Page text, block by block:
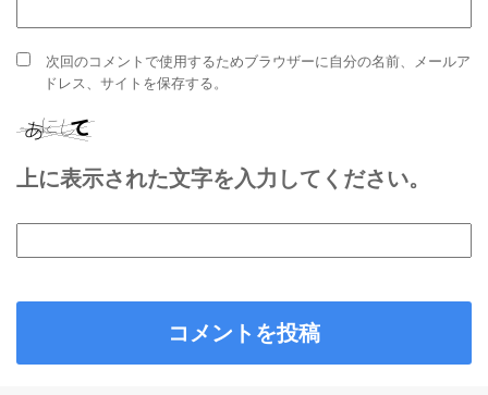
次回のコメントで使用するためブラウザーに自分の名前、メールア
ドレス、サイトを保存する。
上に表示された文字を入力してください。